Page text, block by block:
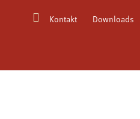
Kontakt Downloads